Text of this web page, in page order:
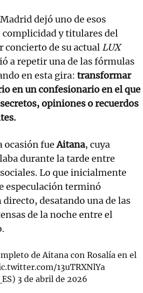
dejó uno de esos
y titulares del
concierto de su actual LUX
a repetir una de las fórmulas
en esta gira: transformar
en un confesionario en el que
opiniones o recuerdos
ocasión fueAitana, cuya
durante la tarde entre
Lo que inicialmente
especulación terminó
desatando una de las
de la noche entre el
de Aitana con Rosalía en el
13uTRXNlYa
3 de abril de 2026